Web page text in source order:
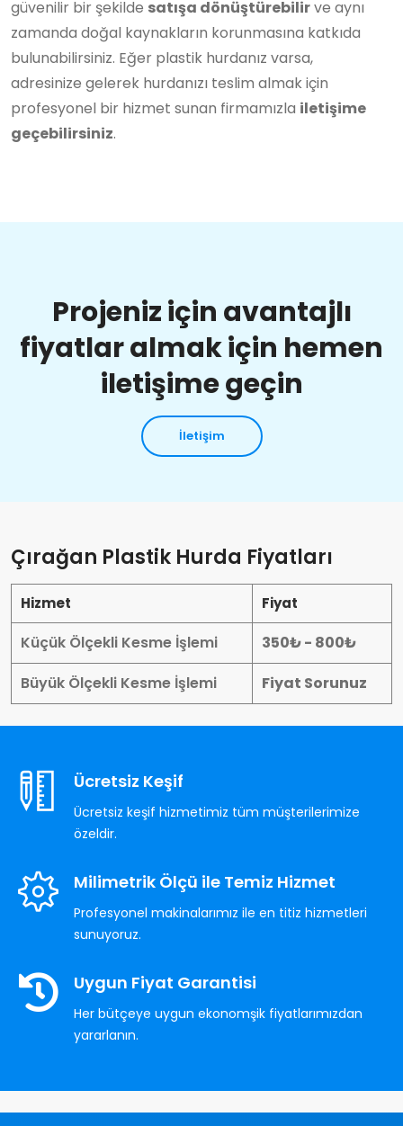
güvenilir bir şekilde satışa dönüştürebilirve aynı
zamanda doğal kaynakların korunmasına katkıda
bulunabilirsiniz. Eğer plastik hurdanız varsa,
adresinize gelerek hurdanızı teslim almak için
profesyonel bir hizmet sunan firmamızla iletişime
geçebilirsiniz.
Projeniz için avantajlı
fiyatlar almak için hemen
iletişime geçin
İletişim
Çırağan Plastik Hurda Fiyatları
Hizmet Fiyat
Küçük Ölçekli Kesme İşlemi
350₺ - 800₺
Büyük Ölçekli Kesme İşlemi
Fiyat Sorunuz
Ücretsiz Keşif
Ücretsiz keşif hizmetimiz tüm müşterilerimize
özeldir.
Milimetrik Ölçü ile Temiz Hizmet
Profesyonel makinalarımız ile en titiz hizmetleri
sunuyoruz.
Uygun Fiyat Garantisi
Her bütçeye uygun ekonomşik fiyatlarımızdan
yararlanın.